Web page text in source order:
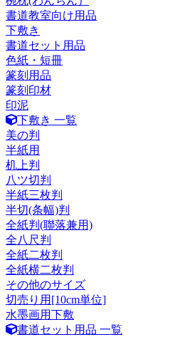
書道教室向け用品
下敷き
書道セット用品
色紙・短冊
篆刻用品
篆刻印材
印泥
下敷き 一覧
美の判
半紙用
机上判
八ツ切判
半紙三枚判
半切(条幅)判
全紙判(聯落兼用)
全八尺判
全紙二枚判
全紙横二枚判
その他のサイズ
切売り用[10cm単位]
水墨画用下敷
書道セット用品 一覧